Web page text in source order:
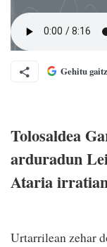
Gehitu
Tolosaldea
arduradun
Ataria
Urtarrilean zehar